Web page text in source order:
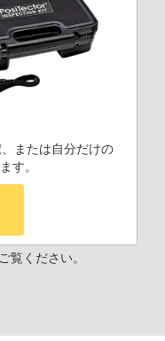
または自分だけの
す。
覧ください。